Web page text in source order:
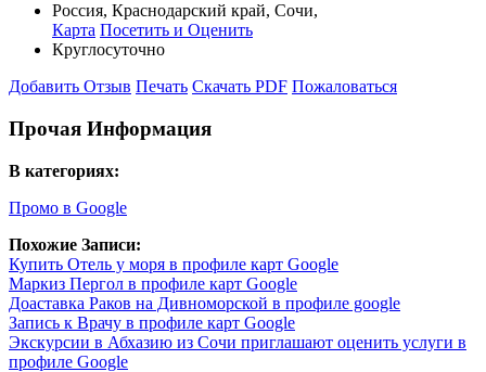
Россия, Краснодарский край, Сочи,
Карта Посетить и Оценить
Круглосуточно
Добавить Отзыв Печать Скачать PDF Пожаловаться
Прочая Информация
В категориях:
Промо в Google
Похожие Записи:
Купить Отель у моря в профиле карт Google
Маркиз Пергол в профиле карт Google
Доаставка Раков на Дивноморской в профиле google
Запись к Врачу в профиле карт Google
Экскурсии в Абхазию из Сочи приглашают оценить услуги в
профиле Google